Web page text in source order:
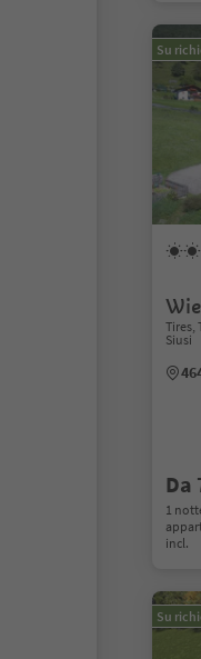
Su
Tires,
Siusi
Da
1
incl.
Su